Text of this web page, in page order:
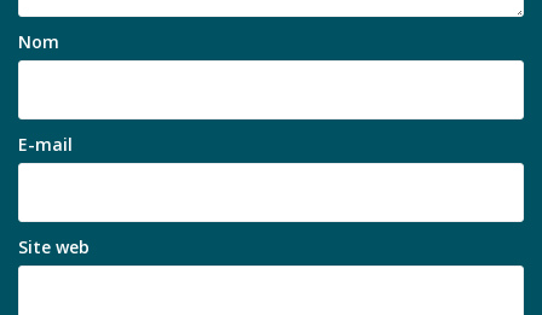
Nom
E-mail
Site web